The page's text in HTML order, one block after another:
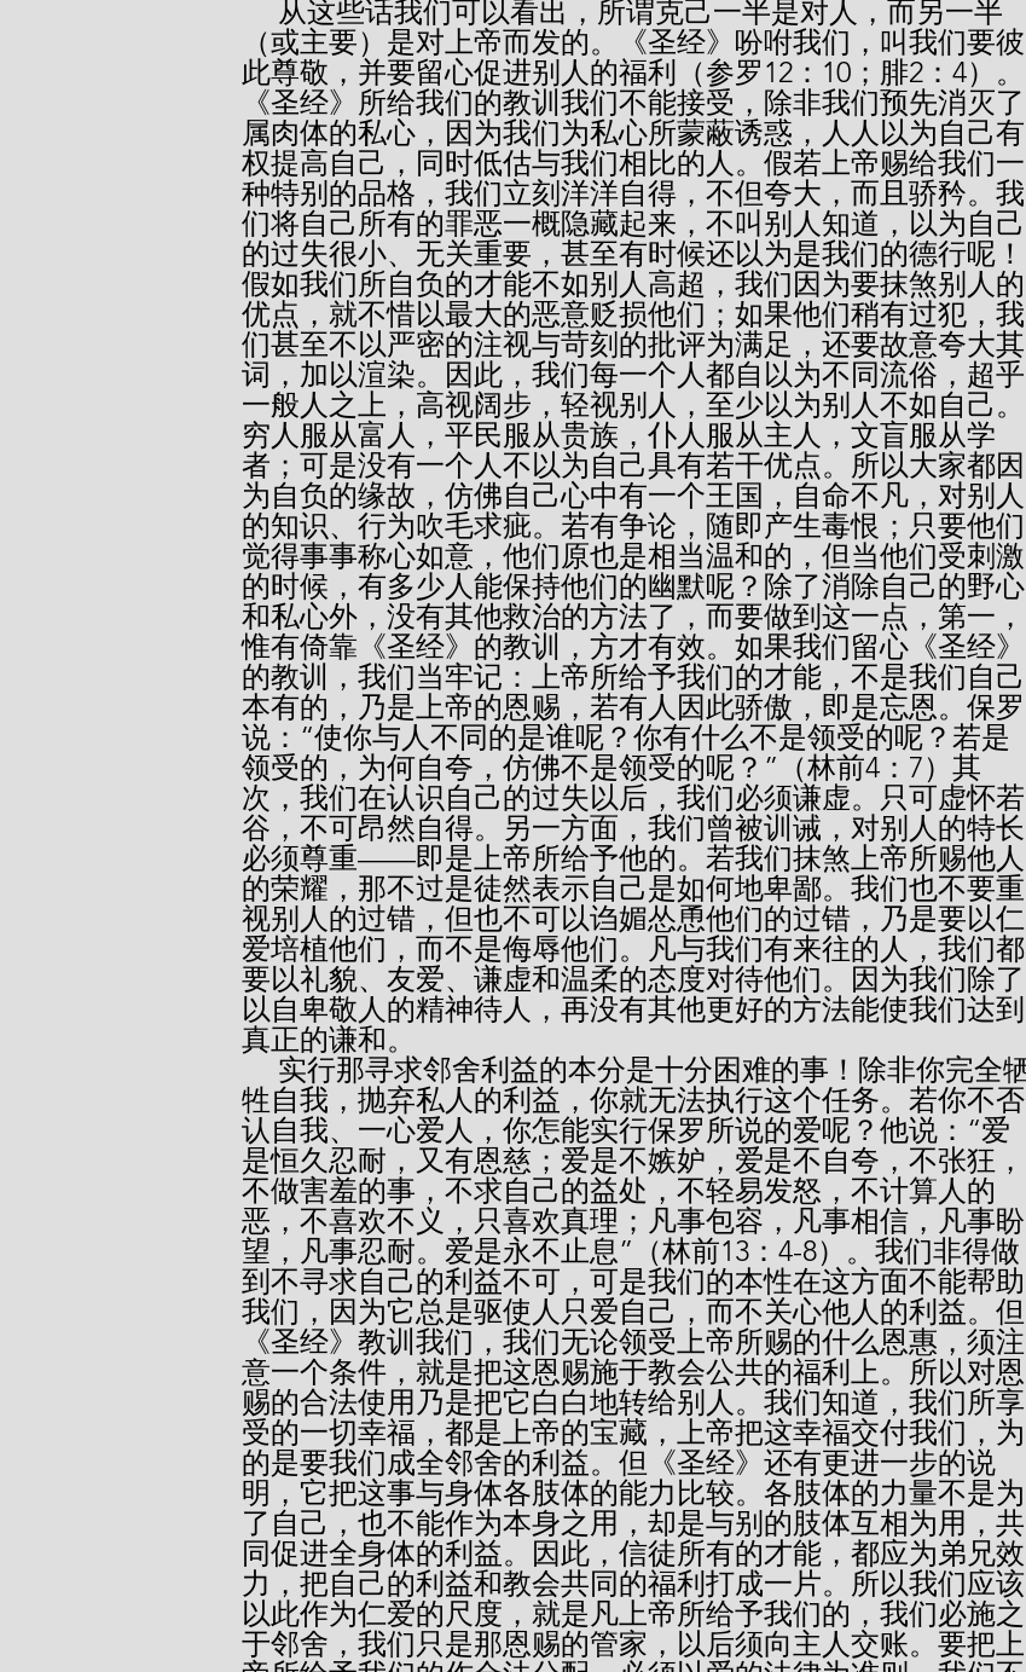
（或主要）是对上帝而发的。《圣经》吩咐我们，叫我们要彼
此尊敬，并要留心促进别人的福利（参罗12：10；腓2：4）。
《圣经》所给我们的教训我们不能接受，除非我们预先消灭了
属肉体的私心，因为我们为私心所蒙蔽诱惑，人人以为自己有
权提高自己，同时低估与我们相比的人。假若上帝赐给我们一
种特别的品格，我们立刻洋洋自得，不但夸大，而且骄矜。我
们将自己所有的罪恶一概隐藏起来，不叫别人知道，以为自己
的过失很小、无关重要，甚至有时候还以为是我们的德行呢！
假如我们所自负的才能不如别人高超，我们因为要抹煞别人的
优点，就不惜以最大的恶意贬损他们；如果他们稍有过犯，我
们甚至不以严密的注视与苛刻的批评为满足，还要故意夸大其
词，加以渲染。因此，我们每一个人都自以为不同流俗，超乎
一般人之上，高视阔步，轻视别人，至少以为别人不如自己。
穷人服从富人，平民服从贵族，仆人服从主人，文盲服从学
者；可是没有一个人不以为自己具有若干优点。所以大家都因
为自负的缘故，仿佛自己心中有一个王国，自命不凡，对别人
的知识、行为吹毛求疵。若有争论，随即产生毒恨；只要他们
觉得事事称心如意，他们原也是相当温和的，但当他们受刺激
的时候，有多少人能保持他们的幽默呢？除了消除自己的野心
和私心外，没有其他救治的方法了，而要做到这一点，第一，
惟有倚靠《圣经》的教训，方才有效。如果我们留心《圣经》
的教训，我们当牢记：上帝所给予我们的才能，不是我们自己
本有的，乃是上帝的恩赐，若有人因此骄傲，即是忘恩。保罗
说：“使你与人不同的是谁呢？你有什么不是领受的呢？若是
领受的，为何自夸，仿佛不是领受的呢？”（林前4：7）其
次，我们在认识自己的过失以后，我们必须谦虚。只可虚怀若
谷，不可昂然自得。另一方面，我们曾被训诫，对别人的特长
必须尊重——即是上帝所给予他的。若我们抹煞上帝所赐他人
的荣耀，那不过是徒然表示自己是如何地卑鄙。我们也不要重
视别人的过错，但也不可以诌媚怂恿他们的过错，乃是要以仁
爱培植他们，而不是侮辱他们。凡与我们有来往的人，我们都
要以礼貌、友爱、谦虚和温柔的态度对待他们。因为我们除了
以自卑敬人的精神待人，再没有其他更好的方法能使我们达到
真正的谦和。
牲自我，抛弃私人的利益，你就无法执行这个任务。若你不否
认自我、一心爱人，你怎能实行保罗所说的爱呢？他说：“爱
是恒久忍耐，又有恩慈；爱是不嫉妒，爱是不自夸，不张狂，
不做害羞的事，不求自己的益处，不轻易发怒，不计算人的
恶，不喜欢不义，只喜欢真理；凡事包容，凡事相信，凡事盼
望，凡事忍耐。爱是永不止息”（林前13：4-8）。我们非得做
到不寻求自己的利益不可，可是我们的本性在这方面不能帮助
我们，因为它总是驱使人只爱自己，而不关心他人的利益。但
《圣经》教训我们，我们无论领受上帝所赐的什么恩惠，须注
意一个条件，就是把这恩赐施于教会公共的福利上。所以对恩
赐的合法使用乃是把它白白地转给别人。我们知道，我们所享
受的一切幸福，都是上帝的宝藏，上帝把这幸福交付我们，为
的是要我们成全邻舍的利益。但《圣经》还有更进一步的说
明，它把这事与身体各肢体的能力比较。各肢体的力量不是为
了自己，也不能作为本身之用，却是与别的肢体互相为用，共
同促进全身体的利益。因此，信徒所有的才能，都应为弟兄效
力，把自己的利益和教会共同的福利打成一片。所以我们应该
以此作为仁爱的尺度，就是凡上帝所给予我们的，我们必施之
于邻舍，我们只是那恩赐的管家，以后须向主人交账。要把上